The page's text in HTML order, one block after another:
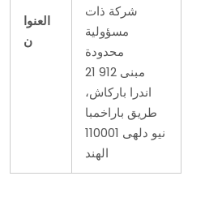
العنوا
ن
شركة ذات
مسؤولية
محدودة
21 مبنى 912
اندرا باركاش،
طريق باراخمبا
نيو دلهى 110001
الهند